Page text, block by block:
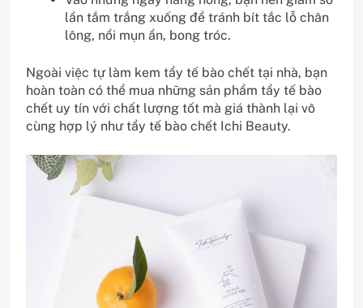
lần tắm trắng xuống để tránh bít tắc lỗ chân
lông, nổi mụn ẩn, bong tróc.
Ngoài việc tự làm kem tẩy tế bào chết tại nhà, bạn
hoàn toàn có thể mua những sản phẩm tẩy tế bào
chết uy tín với chất lượng tốt mà giá thành lại vô
cùng hợp lý nhưtẩy tế bào chết Ichi Beauty.